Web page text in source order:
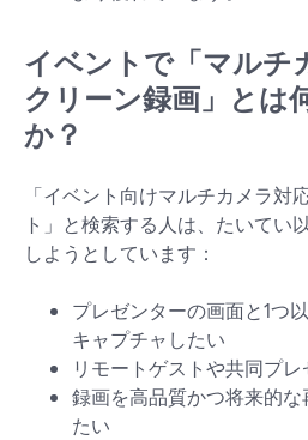
イベントで「マルチ
クリーン録画」とは
か？
「イベント向けマルチカメラ対
ト」と検索する人は、たいてい
しようとしています：
プレゼンターの画面と1つ
キャプチャしたい
リモートゲストや共同プ
録画を高品質かつ将来的
たい